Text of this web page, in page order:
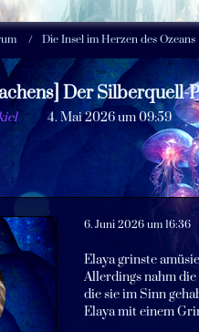
Die Insel im Herzen des Ozeans
Der Silberquell-
4. Mai 2026 um 09:59
6. Juni 2026 um 16:36
Elaya grinste
Allerdings nahm
die sie im Sinn
Elaya mit einem